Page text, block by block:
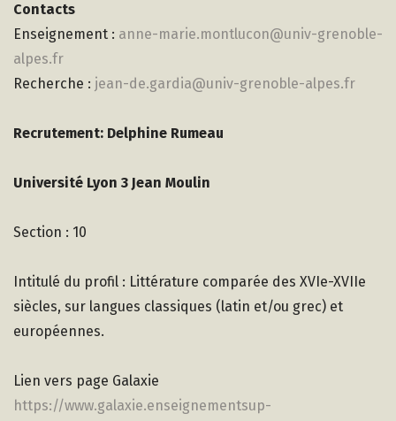
Contacts
Enseignement : anne-marie.montlucon@univ-grenoble-
alpes.fr
Recherche : jean-de.gardia@univ-grenoble-alpes.fr
Recrutement: Delphine Rumeau
Université Lyon 3 Jean Moulin
Section : 10
Intitulé du profil : Littérature comparée des XVIe-XVIIe
siècles, sur langues classiques (latin et/ou grec) et
européennes.
Lien vers page Galaxie
https://www.galaxie.enseignementsup-